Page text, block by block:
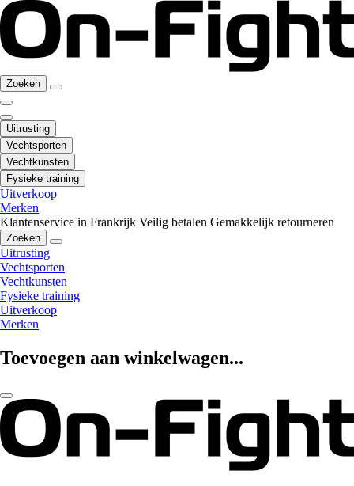
Zoeken
Uitrusting
Vechtsporten
Vechtkunsten
Fysieke training
Uitverkoop
Merken
Klantenservice in Frankrijk Veilig betalen Gemakkelijk retourneren
Zoeken
Uitrusting
Vechtsporten
Vechtkunsten
Fysieke training
Uitverkoop
Merken
Toevoegen aan winkelwagen...